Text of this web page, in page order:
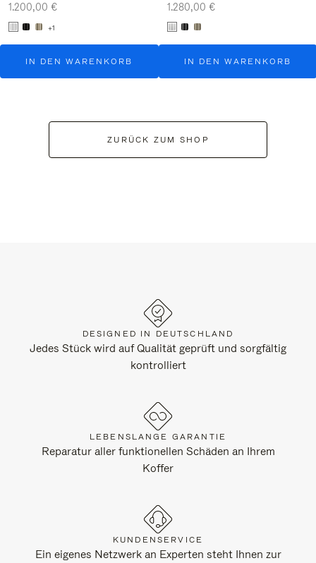
1.200,00 €
+1
IN DEN WARENKORB
1.280,00 €
IN DEN WARENKORB
ZURÜCK ZUM SHOP
DESIGNED IN DEUTSCHLAND
Jedes Stück wird auf Qualität geprüft und sorgfältig
kontrolliert
LEBENSLANGE GARANTIE
Reparatur aller funktionellen Schäden an Ihrem
Koffer
KUNDENSERVICE
Ein eigenes Netzwerk an Experten steht Ihnen zur